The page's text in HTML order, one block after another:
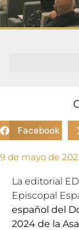
Facebook
9 de mayo de
La editorial
Episcopal
español del
2024 de la